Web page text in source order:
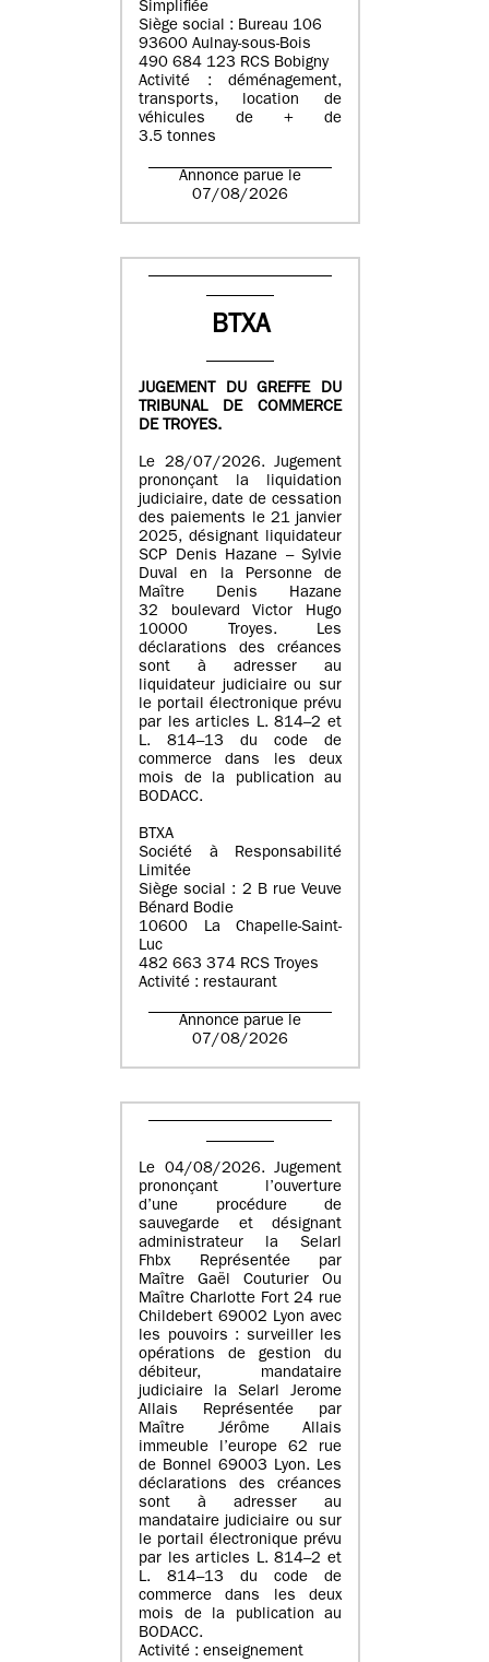
Simplifiée
Siège social : Bureau 106
93600 Aulnay-sous-Bois
490 684 123 RCS Bobigny
Activité : déménagement,
transports, location de
véhicules de + de
3.5 tonnes
Annonce parue le
07/08/2026
BTXA
JUGEMENT DU GREFFE DU
TRIBUNAL DE COMMERCE
DE TROYES.
Le 28/07/2026. Jugement
prononçant la liquidation
judiciaire, date de cessation
des paiements le 21 janvier
2025, désignant liquidateur
SCP Denis Hazane – Sylvie
Duval en la Personne de
Maître Denis Hazane
32 boulevard Victor Hugo
10000 Troyes. Les
déclarations des créances
sont à adresser au
liquidateur judiciaire ou sur
le portail électronique prévu
par les articles L. 814–2 et
L. 814–13 du code de
commerce dans les deux
mois de la publication au
BODACC.
BTXA
Société à Responsabilité
Limitée
Siège social : 2 B rue Veuve
Bénard Bodie
10600 La Chapelle-Saint-
Luc
482 663 374 RCS Troyes
Activité : restaurant
Annonce parue le
07/08/2026
Le 04/08/2026. Jugement
prononçant l’ouverture
d’une procédure de
sauvegarde et désignant
administrateur la Selarl
Fhbx Représentée par
Maître Gaël Couturier Ou
Maître Charlotte Fort 24 rue
Childebert 69002 Lyon avec
les pouvoirs : surveiller les
opérations de gestion du
débiteur, mandataire
judiciaire la Selarl Jerome
Allais Représentée par
Maître Jérôme Allais
immeuble l’europe 62 rue
de Bonnel 69003 Lyon. Les
déclarations des créances
sont à adresser au
mandataire judiciaire ou sur
le portail électronique prévu
par les articles L. 814–2 et
L. 814–13 du code de
commerce dans les deux
mois de la publication au
BODACC.
Activité : enseignement